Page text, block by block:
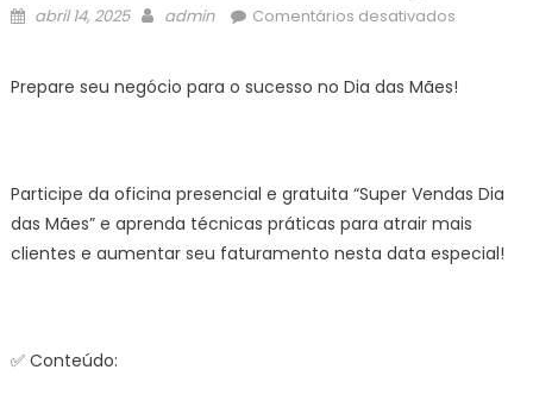
Posted
abril 14, 2025 Author
admin Comentários desativadosem
Super
das
Mães
–
Prepare seu negócio para o sucesso no Dia das Mães!
Participe da oficina presencial e gratuita “Super Vendas Dia
das Mães” e aprenda técnicas práticas para atrair mais
clientes e aumentar seu faturamento nesta data especial!
✅ Conteúdo: